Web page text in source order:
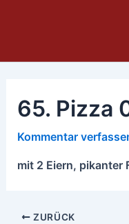
65. Pizza
Kommentar
mit 2 Eiern, pikanter
ZURÜCK